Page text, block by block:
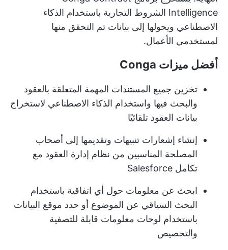
Intelligence الشروط التجارية باستخدام الذكاء
الاصطناعي ويحولها إلى بيانات تم التحقق منها
لمستخدمي الأعمال.
أفضل ميزات Conga
تخزين جميع المستندات المهمة المتعلقة بالعقود
والبحث فيها واستخدام الذكاء الاصطناعي لاستخراج
بيانات العقود تلقائيًا
إنشاء إشعارات تنبيهات وتقديمها إلى أصحاب
المصلحة المناسبين من نظام إدارة العقود مع
تكامل Salesforce
ابحث عن معلومات حول أي اتفاقية باستخدام
البحث السياقي عن الموضوع أو حدد موقع البيانات
باستخدام لوحات معلومات قابلة للتصفية
والتخصيص